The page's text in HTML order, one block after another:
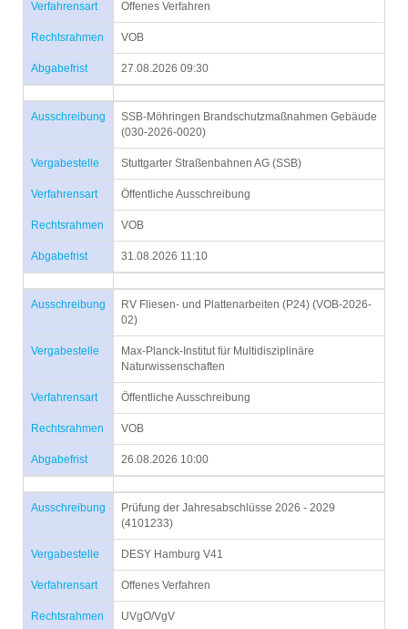
Verfahrensart Offenes Verfahren
Rechtsrahmen VOB
Abgabefrist 27.08.2026 09:30
Ausschreibung
SSB-Möhringen Brandschutzmaßnahmen Gebäude
(030-2026-0020)
Vergabestelle Stuttgarter Straßenbahnen AG (SSB)
Verfahrensart Öffentliche Ausschreibung
Rechtsrahmen VOB
Abgabefrist 31.08.2026 11:10
Ausschreibung
RV Fliesen- und Plattenarbeiten (P24) (VOB-2026-
02)
Vergabestelle
Max-Planck-Institut für Multidisziplinäre
Naturwissenschaften
Verfahrensart Öffentliche Ausschreibung
Rechtsrahmen VOB
Abgabefrist 26.08.2026 10:00
Ausschreibung
Prüfung der Jahresabschlüsse 2026 - 2029
(4101233)
Vergabestelle DESY Hamburg V41
Verfahrensart Offenes Verfahren
Rechtsrahmen UVgO/VgV